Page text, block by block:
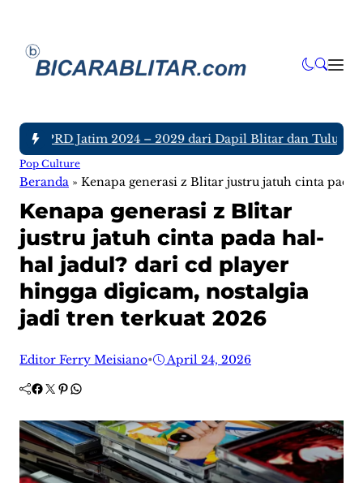
DPRD Jatim 2024 – 2029 dari Dapil Blitar dan
Pop Culture
Beranda » Kenapa generasi z Blitar justru jatuh cinta
Kenapa generasi z Blitar
justru jatuh cinta pada hal-
hal jadul? dari cd player
hingga digicam, nostalgia
jadi tren terkuat 2026
Editor Ferry Meisiano• April 24, 2026
Facebook Twitter Pinterest WhatsApp